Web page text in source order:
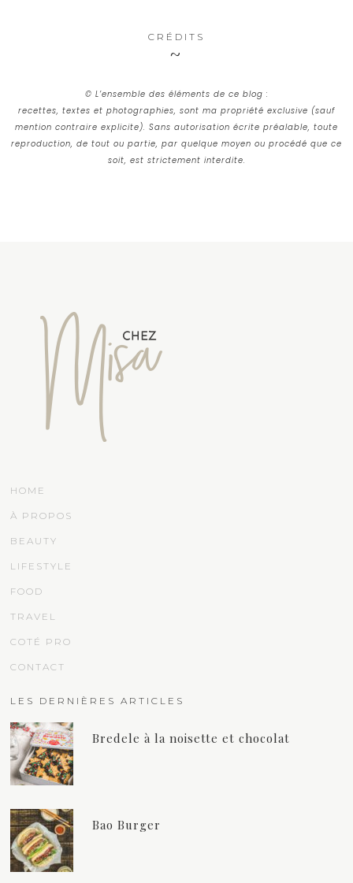
CRÉDITS
© L’ensemble des éléments de ce blog :
recettes, textes et photographies, sont ma propriété exclusive (sauf
mention contraire explicite). Sans autorisation écrite préalable, toute
reproduction, de tout ou partie, par quelque moyen ou procédé que ce
soit, est strictement interdite.
HOME
À PROPOS
BEAUTY
LIFESTYLE
FOOD
TRAVEL
COTÉ PRO
CONTACT
LES DERNIÈRES ARTICLES
Bredele à la noisette et chocolat
Bao Burger